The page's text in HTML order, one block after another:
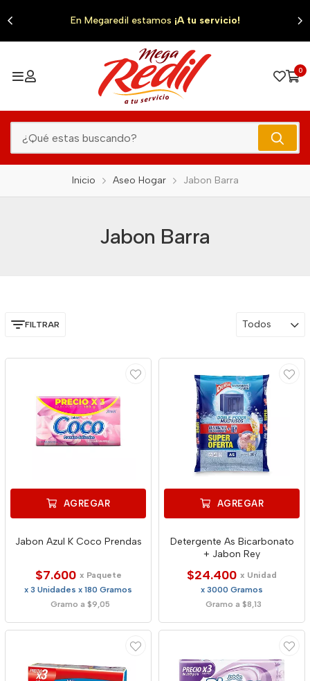
En Megaredil estamos ¡A tu servicio!
0
Inicio Aseo Hogar Jabon Barra
Jabon Barra
FILTRAR Todos
AGREGAR
Jabon Azul K Coco Prendas
$7.600 x Paquete
x 3 Unidades x 180 Gramos
Gramo a $9,05
AGREGAR
Detergente As Bicarbonato
+ Jabon Rey
$24.400 x Unidad
x 3000 Gramos
Gramo a $8,13